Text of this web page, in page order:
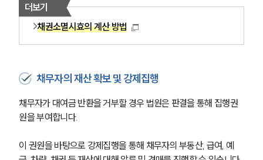
더보기
채권소멸시효의 계산 방법
채무자의 재산 확보 및 강제집행
채무자가 대여금 반환을 거부할 경우 법원은 판결을 통해 집행권
원을 부여합니다.
이 권원을 바탕으로 강제집행을 통해 채무자의 부동산, 급여, 예